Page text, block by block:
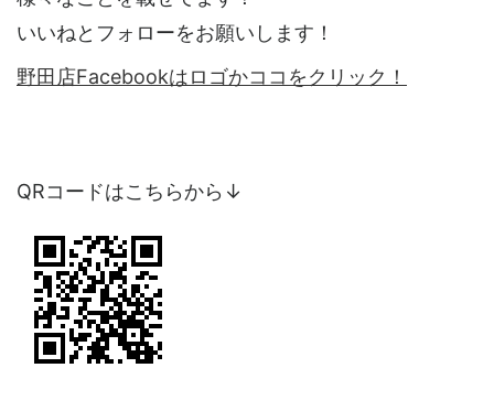
いいねとフォローをお願いします！
野田店Facebookはロゴかココをクリック！
QRコードはこちらから↓